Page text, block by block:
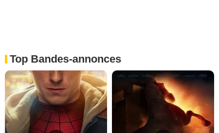
Top Bandes-annonces